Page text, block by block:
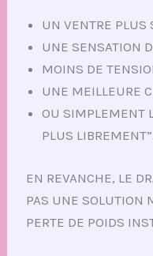
UN VENTRE PLUS
UNE SENSATION
MOINS DE
UNE MEILLEURE
OU SIMPLEMENT
PLUS
EN REVANCHE, LE
PAS UNE SOLUTION
PERTE DE POIDS